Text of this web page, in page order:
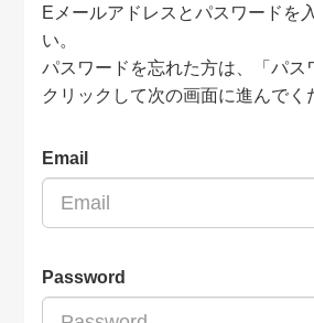
Eメールアドレスとパスワードを
い。
パスワードを忘れた方は、「パス
クリックして次の画面に進んでく
Email
Password